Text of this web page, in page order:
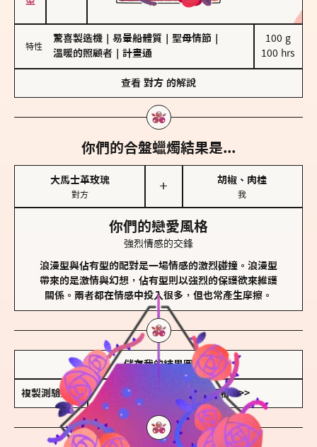
特性
驚喜製造機 易暈船體質 聖母情節
溫暖的照顧者
計畫通
100 g
100 hrs
查看 對方 的解說
你們的合盤蠟燭結果是...
大馬士革玫瑰
對方
＋
胡椒、肉桂
我
你們的戀愛風格
強烈情感的交鋒
浪漫型與佔有型的配對是一場情感的激烈碰撞。浪漫型
帶來的是激情與幻想，佔有型則以強烈的保護欲來維護
關係。兩者都在情感中投入很多，但也常產生摩擦。
儲存我的結果圖
複製測驗連結 查看香氛類型全解析 >>>